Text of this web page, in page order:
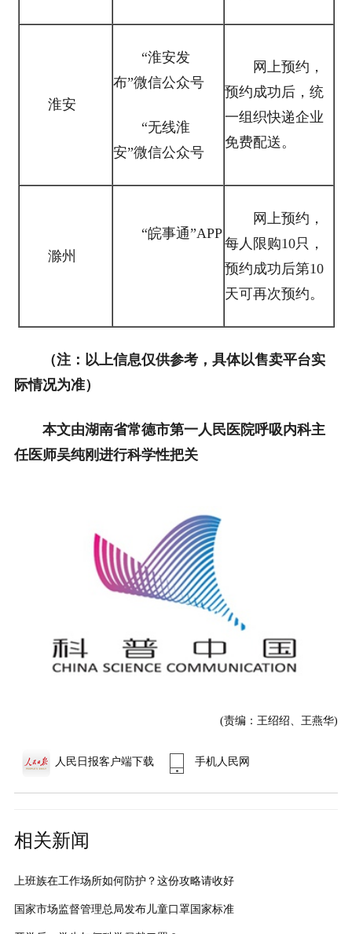
淮安
“淮安发
布”微信公众号
“无线淮
安”微信公众号
网上预约，
预约成功后，统
一组织快递企业
免费配送。
滁州
“皖事通”APP
网上预约，
每人限购10只，
预约成功后第10
天可再次预约。
（注：以上信息仅供参考，具体以售卖平台实
际情况为准）
本文由湖南省常德市第一人民医院呼吸内科主
任医师吴纯刚进行科学性把关
(责编：王绍绍、王燕华)
人民日报客户端下载 手机人民网
相关新闻
上班族在工作场所如何防护？这份攻略请收好
国家市场监督管理总局发布儿童口罩国家标准